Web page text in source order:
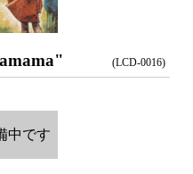
(LCD-0016)
中です